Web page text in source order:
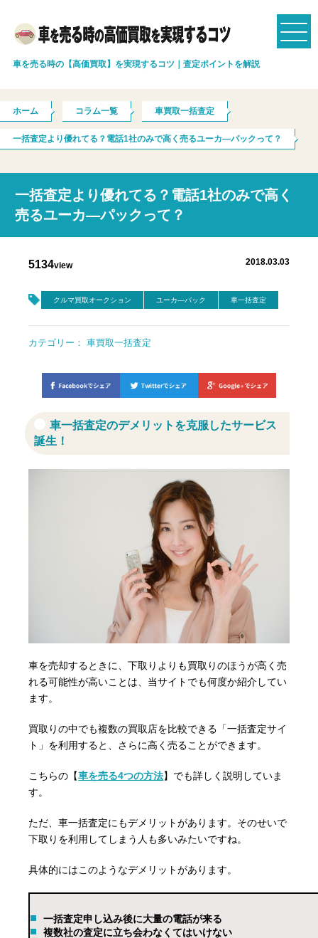
車を売る時の【高価買取】を実現するコツ｜査定ポイントを解説
ホーム コラム一覧 車買取一括査定
一括査定より優れてる？電話1社のみで高く売るユーカ―パックって？
一括査定より優れてる？電話1社のみで高く
売るユーカ―パックって？
5134view 2018.03.03
クルマ買取オークション ユーカ―パック 車一括査定
カテゴリー： 車買取一括査定
車一括査定のデメリットを克服したサービス
誕生！
車を売却するときに、下取りよりも買取りのほうが高く売
れる可能性が高いことは、当サイトでも何度か紹介してい
ます。
買取りの中でも複数の買取店を比較できる「一括査定サイ
ト」を利用すると、さらに高く売ることができます。
こちらの【車を売る4つの方法】でも詳しく説明していま
す。
ただ、車一括査定にもデメリットがあります。そのせいで
下取りを利用してしまう人も多いみたいですね。
具体的にはこのようなデメリットがあります。
一括査定申し込み後に大量の電話が来る
複数社の査定に立ち会わなくてはいけない